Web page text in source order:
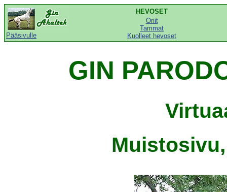
Pääsivulle
HEVOSET
Oriit
Tammat
Kuolleet hevoset
GIN